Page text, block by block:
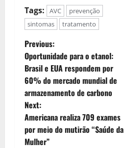
Tags: AVC
prevenção
sintomas
tratamento
Previous:
Oportunidade para o etanol:
Brasil e EUA respondem por
60% do mercado mundial de
armazenamento de carbono
Next:
Americana realiza 709 exames
por meio do mutirão “Saúde da
Mulher”